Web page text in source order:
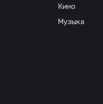
Кино
Музыка